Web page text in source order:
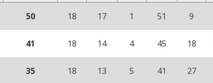
50 18 17 1 51 9
41 18 14 4 45 18
35 18 13 5 41 27